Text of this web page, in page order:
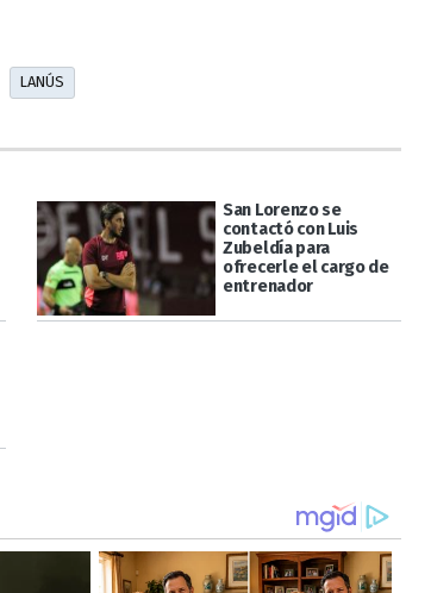
LANÚS
San Lorenzo se
contactó con Luis
Zubeldía para
ofrecerle el cargo de
entrenador